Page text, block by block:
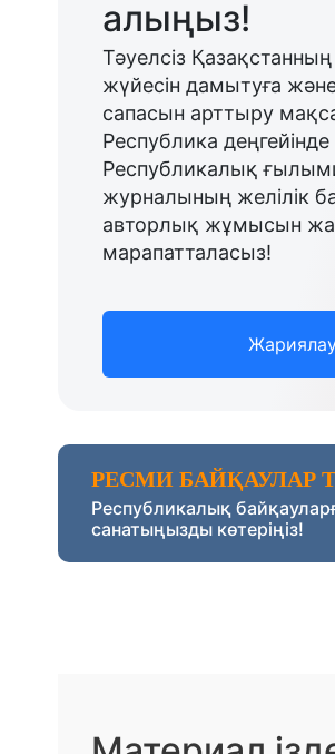
алыңыз!
Тәуелсіз Қазақстанның
жүйесін дамытуға
сапасын арттыру
Республика
Республикалық
журналының желілік
авторлық жұмысын
марапатталасыз!
РЕСМИ БАЙҚАУЛАР
Республикалық
санатыңызды көтеріңіз!